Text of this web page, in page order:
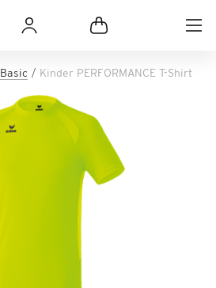
Basic Kinder PERFORMANCE T-Shirt